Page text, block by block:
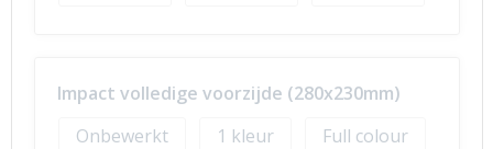
Impact volledige voorzijde (280x230mm)
Onbewerkt
1 Full colour